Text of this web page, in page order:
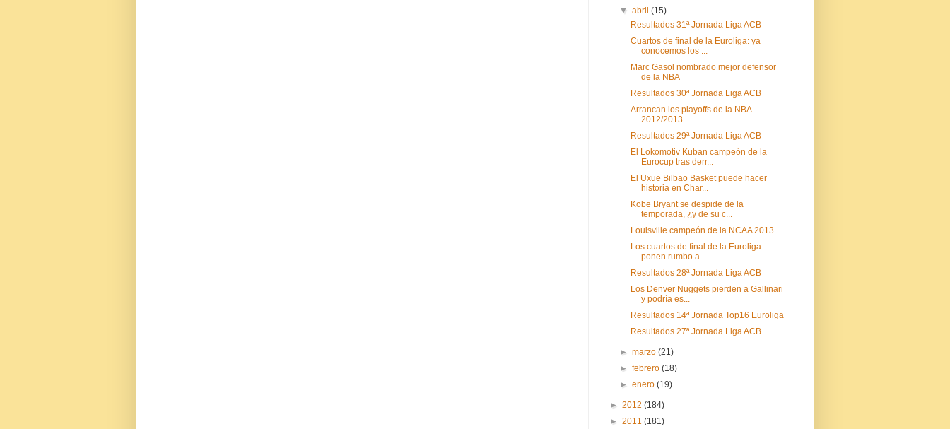
▼abril(15)
Resultados 31ª Jornada Liga ACB
Cuartos de final de la Euroliga: ya
conocemos los ...
Marc Gasol nombrado mejor defensor
de la NBA
Resultados 30ª Jornada Liga ACB
Arrancan los playoffs de la NBA
2012/2013
Resultados 29ª Jornada Liga ACB
El Lokomotiv Kuban campeón de la
Eurocup tras derr...
El Uxue Bilbao Basket puede hacer
historia en Char...
Kobe Bryant se despide de la
temporada, ¿y de su c...
Louisville campeón de la NCAA 2013
Los cuartos de final de la Euroliga
ponen rumbo a ...
Resultados 28ª Jornada Liga ACB
Los Denver Nuggets pierden a Gallinari
y podría es...
Resultados 14ª Jornada Top16 Euroliga
Resultados 27ª Jornada Liga ACB
►marzo(21)
►febrero(18)
►enero(19)
► 2012 (184)
► 2011 (181)